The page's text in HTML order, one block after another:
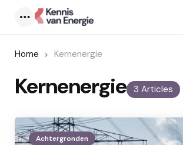
Home Kernenergie
3 Articles
Kernenergie
Achtergronden